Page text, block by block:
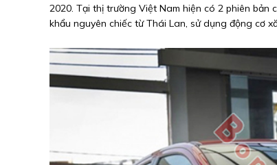
2020. Tại thị trường Việt Nam hiện có 2 phiên
khẩu nguyên chiếc từ Thái Lan, sử dụng động cơ